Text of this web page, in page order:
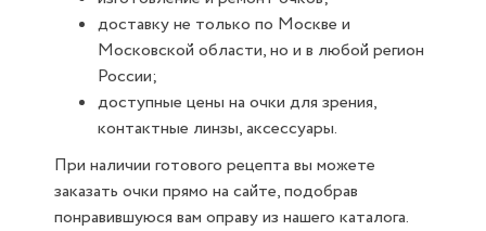
доставку не только по Москве и
Московской области, но и в любой регион
России;
доступные цены на очки для зрения,
контактные линзы, аксессуары.
При наличии готового рецепта вы можете
заказать очки прямо на сайте, подобрав
понравившуюся вам оправу из нашего каталога.